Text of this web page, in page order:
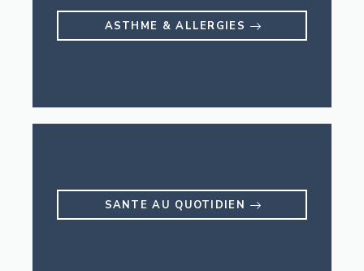
ASTHME & ALLERGIES
SANTE AU QUOTIDIEN